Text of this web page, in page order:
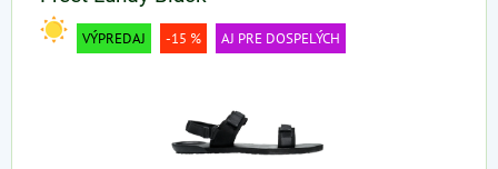
VÝPREDAJ -15 % AJ PRE DOSPELÝCH